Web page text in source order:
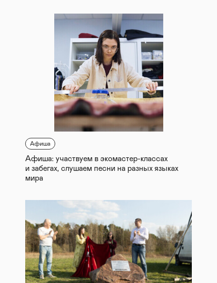
Афиша
Афиша: участвуем в экомастер-классах
и забегах, слушаем песни на разных языках
мира